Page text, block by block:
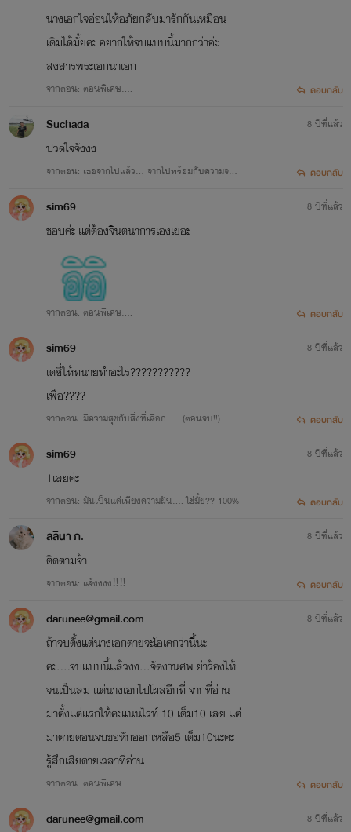
นางเอกใจอ่อนให้อภัยกลับมารักกันเหมือน
เดิมได้มั้ยคะ อยากให้จบแบบนี้มากกว่าอ่ะ
สงสารพระเอกนาเอก
จากตอน: ตอนพิเศษ.... ตอบกลับ
Suchada
ปวดใจจังงง
จากตอน: เธอจากไปแล้ว... จากไปพร้อมกับความจริง
8 ปีที่แล้ว
ตอบกลับ
sim69
ชอบค่ะ แต่ต้องจินตนาการเองเยอะ
จากตอน: ตอนพิเศษ....
8 ปีที่แล้ว
ตอบกลับ
sim69
เดซี่ให้ทนายทำอะไร???????????
เพื่อ????
จากตอน: มีความสุขกับสิ่งที่เลือก..... (ตอนจบ!!)
8 ปีที่แล้ว
ตอบกลับ
sim69
1เลยค่ะ
จากตอน: มันเป็นแค่เพียงความฝัน.... ใช่มั้ย?? 100%
8 ปีที่แล้ว
ตอบกลับ
ลลินา ภ.
ติดตามจ้า
จากตอน: แจ้งงงง‼️‼️
8 ปีที่แล้ว
ตอบกลับ
darunee@gmail.com
ถ้าจบตั้งแต่นางเอกตายจะโอเคกว่านี้นะ
คะ....จบแบบนี้แล้วงง...จัดงานศพ ย่าร้องไห้
จนเป็นลม แต่นางเอกไปโผล่อีกที่ จากที่อ่าน
มาตั้งแต่แรกให้คะแนนไรท์ 10 เต็ม10 เลย แต่
มาตายตอนจบขอหักออกเหลือ5 เต็ม10นะคะ
รู้สึกเสียดายเวลาที่อ่าน
จากตอน: ตอนพิเศษ....
8 ปีที่แล้ว
ตอบกลับ
darunee@gmail.com 8 ปีที่แล้ว